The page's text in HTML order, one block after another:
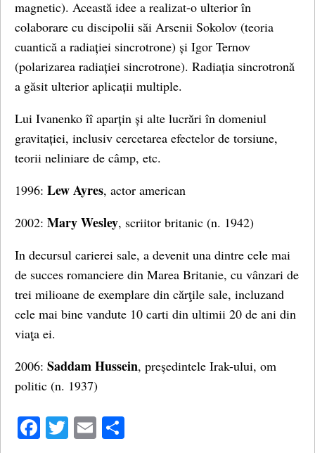
magnetic). Această idee a realizat-o ulterior în
colaborare cu discipolii săi Arsenii Sokolov (teoria
cuantică a radiației sincrotrone) și Igor Ternov
(polarizarea radiației sincrotrone). Radiația sincrotronă
a găsit ulterior aplicații multiple.
Lui Ivanenko îî aparțin și alte lucrări în domeniul
gravitației, inclusiv cercetarea efectelor de torsiune,
teorii neliniare de câmp, etc.
1996: Lew Ayres, actor american
2002: Mary Wesley, scriitor britanic (n. 1942)
In decursul carierei sale, a devenit una dintre cele mai
de succes romanciere din Marea Britanie, cu vânzari de
trei milioane de exemplare din cărţile sale, incluzand
cele mai bine vandute 10 carti din ultimii 20 de ani din
viaţa ei.
2006: Saddam Hussein, președintele Irak-ului, om
politic (n. 1937)
Facebook
Twitter
Email